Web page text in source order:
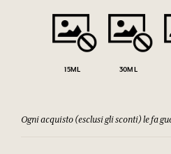
15ML 30ML
Ogni acquisto (esclusi gli sconti) le fa